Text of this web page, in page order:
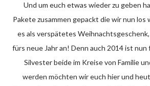
Und um euch etwas wieder zu geben haben wir zwei tolle
Pakete zusammen gepackt die wir nun los
es als verspätetes
fürs neue Jahr an! Denn auch 2014 ist
Silvester beide im Kreise von Familie
werden möchten wir euch hier und